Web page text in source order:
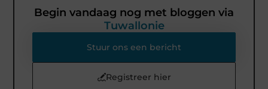
Begin vandaag nog met bloggen via
Tuwallonie
Stuur ons een bericht
Registreer hier